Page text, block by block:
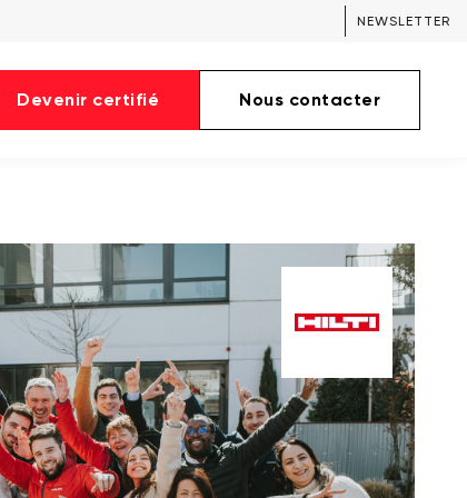
NEWSLETTER
Devenir certifié Nous contacter